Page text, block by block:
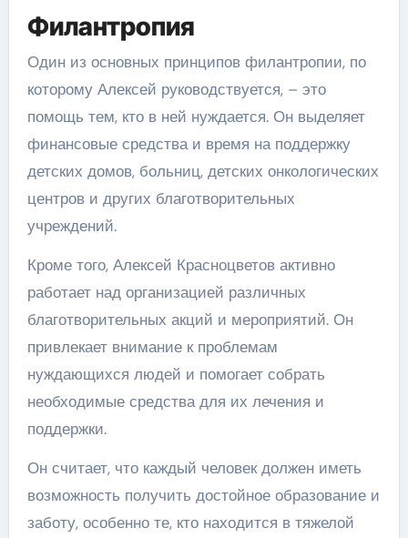
Филантропия
Один из основных принципов филантропии, по
которому Алексей руководствуется, – это
помощь тем, кто в ней нуждается. Он выделяет
финансовые средства и время на поддержку
детских домов, больниц, детских онкологических
центров и других благотворительных
учреждений.
Кроме того, Алексей Красноцветов активно
работает над организацией различных
благотворительных акций и мероприятий. Он
привлекает внимание к проблемам
нуждающихся людей и помогает собрать
необходимые средства для их лечения и
поддержки.
Он считает, что каждый человек должен иметь
возможность получить достойное образование и
заботу, особенно те, кто находится в тяжелой